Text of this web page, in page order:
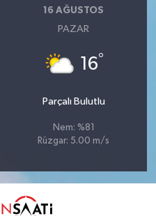
16 AĞUSTOS
PAZAR
16°
Parçalı Bulutlu
Nem: %81
Rüzgar: 5.00 m/s